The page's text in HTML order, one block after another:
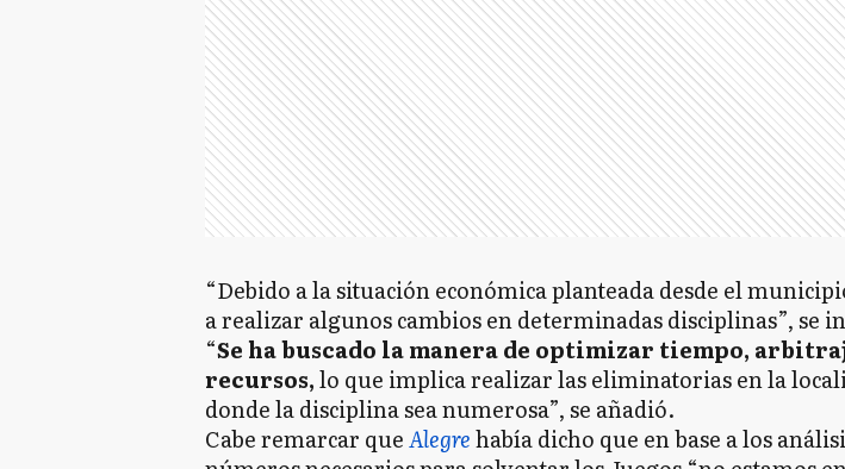
“Debido a la situación económica planteada desde el
a realizar algunos cambios en determinadas disciplinas”, se
“Se ha buscado la manera de optimizar tiempo,
recursos,lo que implica realizar las eliminatorias en la
donde la disciplina sea numerosa”, se añadió.
Cabe remarcar queAlegrehabía dicho que en base a los